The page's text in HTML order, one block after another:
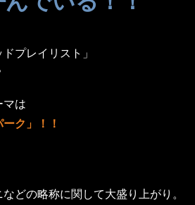
プレイリスト」
は
ク」！！
どの略称に関して大盛り上がり。